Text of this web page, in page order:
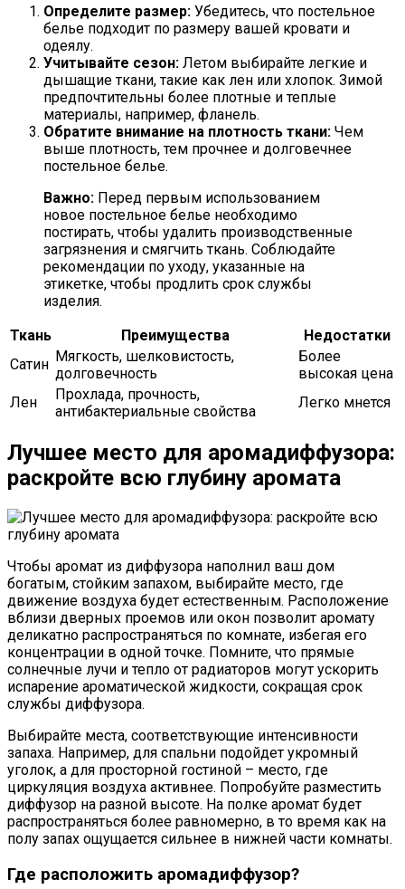
Определите размер: Убедитесь, что постельное
белье подходит по размеру вашей кровати и
одеялу.
Учитывайте сезон: Летом выбирайте легкие и
дышащие ткани, такие как лен или хлопок. Зимой
предпочтительны более плотные и теплые
материалы, например, фланель.
Обратите внимание на плотность ткани: Чем
выше плотность, тем прочнее и долговечнее
постельное белье.
Важно: Перед первым использованием
новое постельное белье необходимо
постирать, чтобы удалить производственные
загрязнения и смягчить ткань. Соблюдайте
рекомендации по уходу, указанные на
этикетке, чтобы продлить срок службы
изделия.
Ткань
Преимущества
Недостатки
Сатин Мягкость, шелковистость,
долговечность
Более
высокая цена
Лен
Прохлада, прочность,
антибактериальные свойства
Легко мнется
Лучшее место для аромадиффузора:
раскройте всю глубину аромата
Чтобы аромат из диффузора наполнил ваш дом
богатым, стойким запахом, выбирайте место, где
движение воздуха будет естественным. Расположение
вблизи дверных проемов или окон позволит аромату
деликатно распространяться по комнате, избегая его
концентрации в одной точке. Помните, что прямые
солнечные лучи и тепло от радиаторов могут ускорить
испарение ароматической жидкости, сокращая срок
службы диффузора.
Выбирайте места, соответствующие интенсивности
запаха. Например, для спальни подойдет укромный
уголок, а для просторной гостиной – место, где
циркуляция воздуха активнее. Попробуйте разместить
диффузор на разной высоте. На полке аромат будет
распространяться более равномерно, в то время как на
полу запах ощущается сильнее в нижней части комнаты.
Где расположить аромадиффузор?